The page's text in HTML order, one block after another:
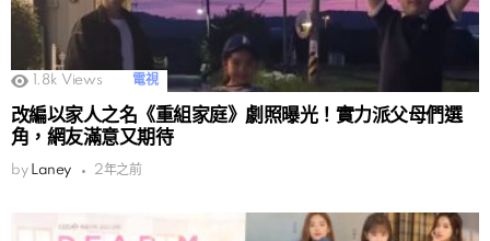
1.8k Views 電視
改編以家人之名《重組家庭》劇照曝光！實力派父母們選
角，網友滿意又期待
by Laney 2年之前